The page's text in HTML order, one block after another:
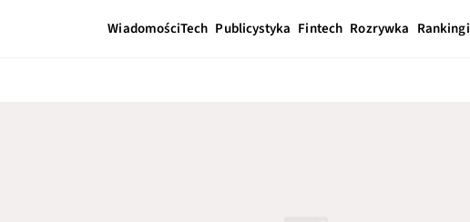
WiadomościTech Publicystyka Fintech Rozrywka Rankingi